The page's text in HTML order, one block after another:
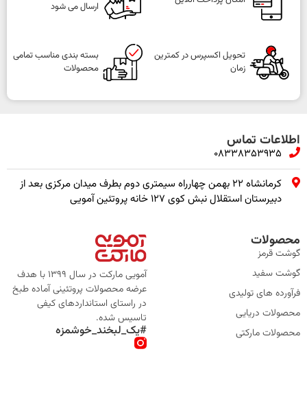
ارسال می شود
تحویل اکسپرس در کمترین
زمان
بسته بندی مناسب تمامی
محصولات
اطلاعات تماس
08338353935
کرمانشاه ۲۲ بهمن چهارراه سیمتری دوم بطرف میدان مرکزی بعد از
دبیرستان استقلال نبش کوی ۱۲۷ خانه پروتئین آمویی
محصولات
گوشت قرمز
گوشت سفید
فرآورده های تولیدی
محصولات دریایی
محصولات مارکتی
آمویی مارکت در سال 1399 با هدف
عرضه محصولات پروتئینی آماده طبخ
در راستای استانداردهای کیفی
تاسیس شده.
#یک_لبخند_خوشمزه